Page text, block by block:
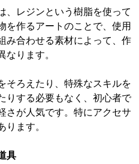
レジンという樹脂を使って
を作るアートのことで、使用
み合わせる素材によって、作
なります。
そろえたり、特殊なスキルを
りする必要もなく、初心者で
さが人気です。特にアクセサ
ります。
具